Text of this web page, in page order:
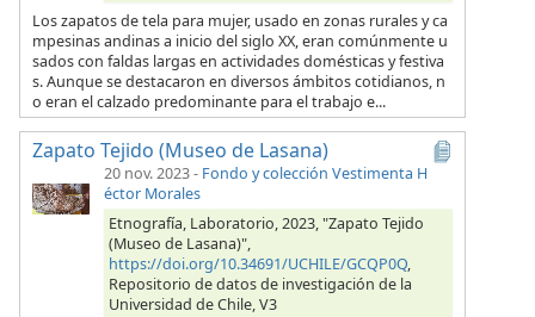
Los zapatos de tela para mujer, usado en zonas rurales y ca
mpesinas andinas a inicio del siglo XX, eran comúnmente u
sados con faldas largas en actividades domésticas y festiva
s. Aunque se destacaron en diversos ámbitos cotidianos, n
o eran el calzado predominante para el trabajo e...
Zapato Tejido (Museo de Lasana)
20 nov. 2023- Fondo y colección Vestimenta H
éctor Morales
Etnografía, Laboratorio, 2023, "Zapato Tejido
(Museo de Lasana)",
https://doi.org/10.34691/UCHILE/GCQP0Q,
Repositorio de datos de investigación de la
Universidad de Chile, V3